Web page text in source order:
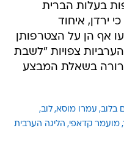
בעלות הברית
ירדן, איחוד
אף הן על הצטרפותן
צפויות "לשבת
בשאלת המבצע
בלוב עמרו מוסא לוב
מועמר קדאפי הליגה הערבית